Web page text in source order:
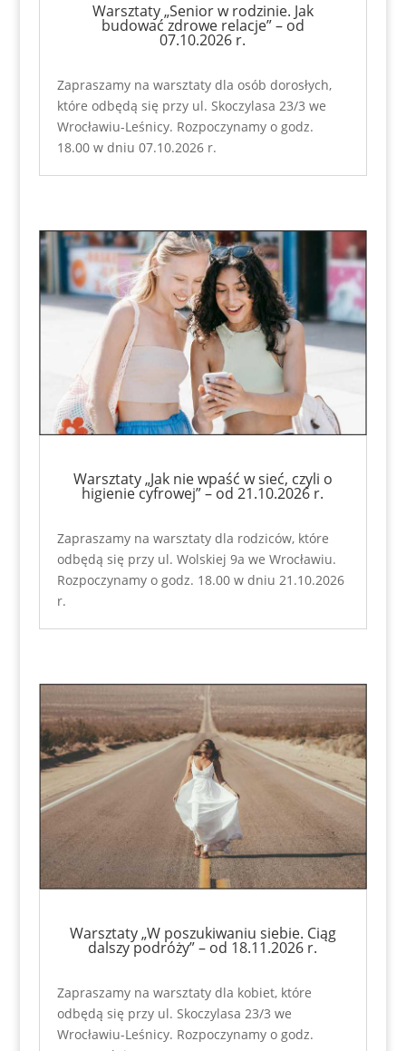
Warsztaty „Senior w rodzinie. Jak
budować zdrowe relacje” – od
07.10.2026 r.
Zapraszamy na warsztaty dla osób dorosłych,
które odbędą się przy ul. Skoczylasa 23/3 we
Wrocławiu-Leśnicy. Rozpoczynamy o godz.
18.00 w dniu 07.10.2026 r.
Warsztaty „Jak nie wpaść w sieć, czyli o
higienie cyfrowej” – od 21.10.2026 r.
Zapraszamy na warsztaty dla rodziców, które
odbędą się przy ul. Wolskiej 9a we Wrocławiu.
Rozpoczynamy o godz. 18.00 w dniu 21.10.2026
r.
Warsztaty „W poszukiwaniu siebie. Ciąg
dalszy podróży” – od 18.11.2026 r.
Zapraszamy na warsztaty dla kobiet, które
odbędą się przy ul. Skoczylasa 23/3 we
Wrocławiu-Leśnicy. Rozpoczynamy o godz.